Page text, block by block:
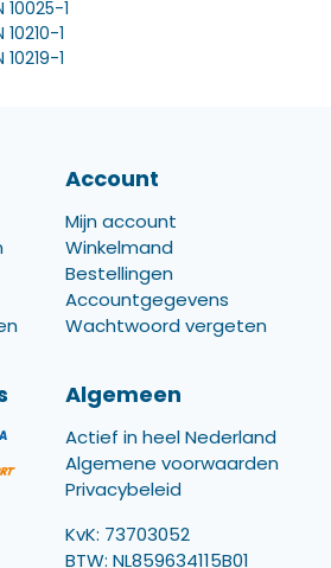
1
1
1
Account
Mijn account
Winkelmand
Bestellingen
Accountgegevens
Wachtwoord vergeten
Algemeen
Actief in heel Nederland
Algemene voorwaarden
Privacybeleid
KvK: 73703052
BTW: NL859634115B01